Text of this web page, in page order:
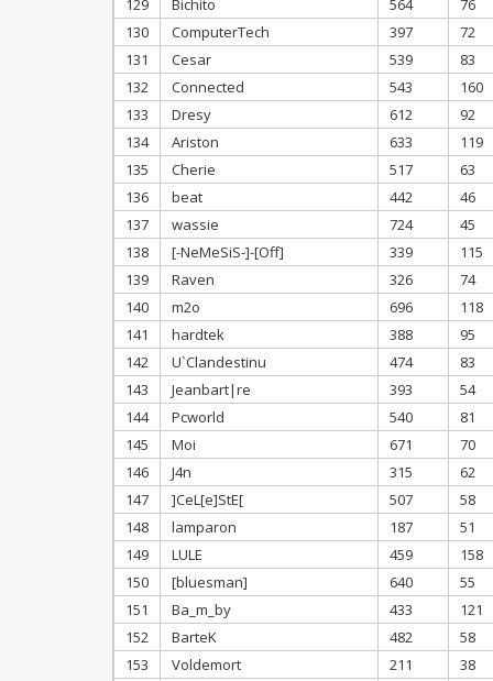
129 Bichito 564
76
130
ComputerTech 397
72
131
Cesar 539
83
132
Connected 543
160
133
Dresy 612
92
134
Ariston 633
119
135
Cherie 517
63
136
beat 442
46
137
wassie 724
45
138
[-NeMeSiS-]-[Off] 339
115
139
Raven 326
74
140
m2o 696
118
141
hardtek 388
95
142
U`Clandestinu 474
83
143
Jeanbart|re 393
54
144
Pcworld 540
81
145
Moi 671
70
146
J4n 315
62
147
]CeL[e]StE[ 507
58
148
lamparon 187
51
149
LULE 459
158
150
[bluesman] 640
55
151
Ba_m_by 433
121
152
BarteK 482
58
153
Voldemort 211
38